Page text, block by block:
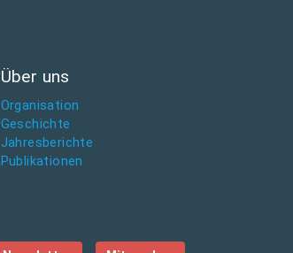
Über uns
Organisation
Geschichte
Jahresberichte
Publikationen